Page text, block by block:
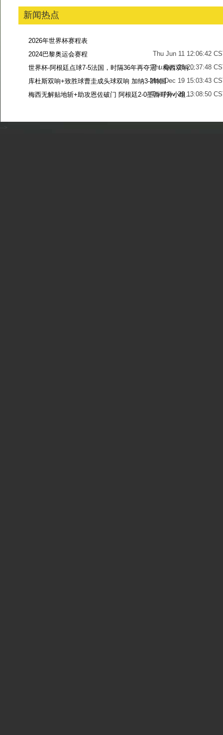
新闻热点
2026年世界杯赛程表
Thu Jun 11 12:06:42
2024巴黎奥运会赛程
Thu Dec 28 20:37:48
世界杯-阿根廷点球7-5法国，时隔36年再夺冠！梅西双响姆巴佩戴帽
Mon Dec 19 15:03:43
库杜斯双响+致胜球曹圭成头球双响 加纳3-2韩国
Tue Nov 29 13:08:50
梅西无解贴地斩+助攻恩佐破门 阿根廷2-0墨西哥升小组第二